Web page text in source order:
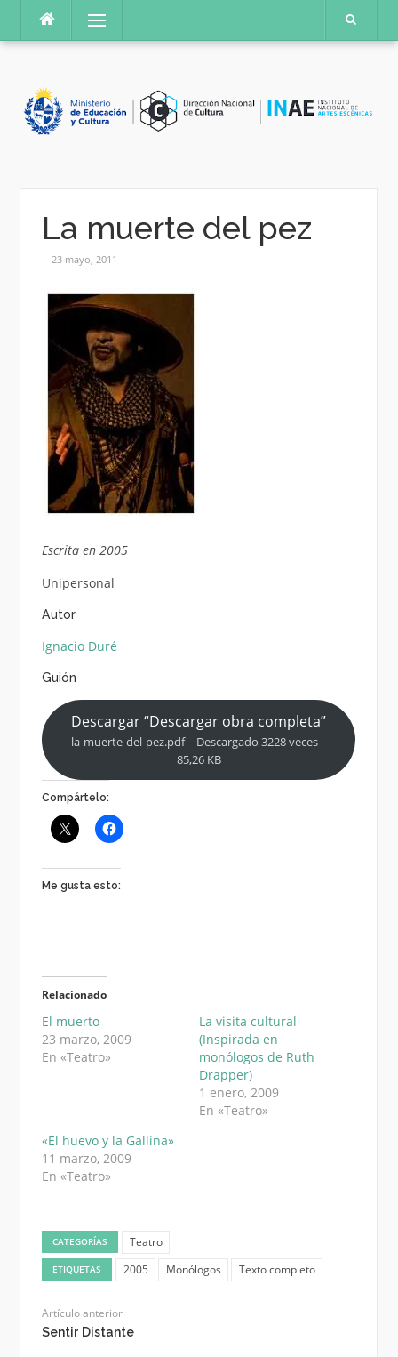
contenido
Menú
La muerte del pez
23 mayo, 2011
Escrita en 2005
Unipersonal
Autor
Ignacio Duré
Guión
Descargar “Descargar obra completa”
la-muerte-del-pez.pdf – Descargado 3228 veces –
85,26 KB
Compártelo:
Me gusta esto:
Relacionado
El muerto
23 marzo, 2009
En «Teatro»
La visita cultural
(Inspirada en
monólogos de Ruth
Drapper)
1 enero, 2009
En «Teatro»
«El huevo y la Gallina»
11 marzo, 2009
En «Teatro»
CATEGORÍAS Teatro
ETIQUETAS 2005 Monólogos Texto completo
Artículo anterior
Sentir Distante